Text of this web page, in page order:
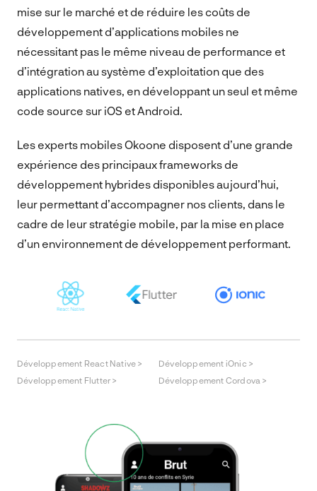
mise sur le marché et de réduire les coûts de
développement d’applications mobiles ne
nécessitant pas le même niveau de performance et
d’intégration au système d’exploitation que des
applications natives, en développant un seul et même
code source sur iOS et Android.
Les experts mobiles Okoone disposent d’une grande
expérience des principaux frameworks de
développement hybrides disponibles aujourd’hui,
leur permettant d’accompagner nos clients, dans le
cadre de leur stratégie mobile, par la mise en place
d’un environnement de développement performant.
Développement React Native >
Développement Flutter >
Développement iOnic >
Développement Cordova >